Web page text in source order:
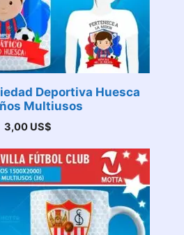
Deportiva Huesca
Multiusos
3,00 US$